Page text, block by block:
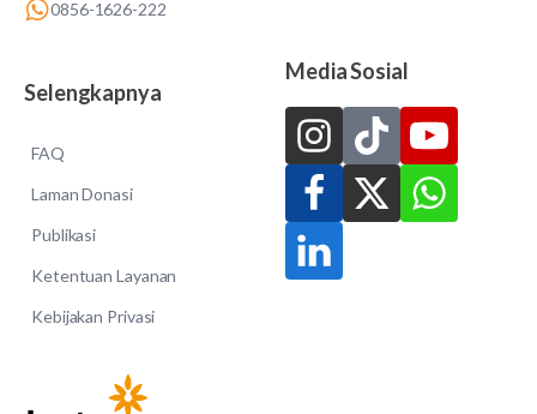
0856-1626-222
Selengkapnya
FAQ
Laman Donasi
Publikasi
Ketentuan Layanan
Kebijakan Privasi
Media Sosial